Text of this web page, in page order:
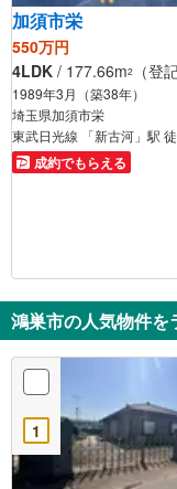
加須市栄
550万円
4LDK / 177.66m2 （登
1989年3月（築38年）
埼玉県加須市栄
東武日光線 「新古河」駅
成約でもらえる
鴻巣市の人気物件
1